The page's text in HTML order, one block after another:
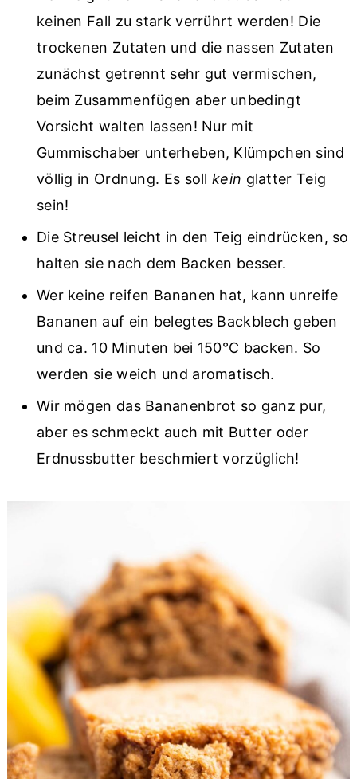
keinen Fall zu stark verrührt werden! Die
trockenen Zutaten und die nassen Zutaten
zunächst getrennt sehr gut vermischen,
beim Zusammenfügen aber unbedingt
Vorsicht walten lassen! Nur mit
Gummischaber unterheben, Klümpchen sind
völlig in Ordnung. Es sollkein glatter Teig
sein!
Die Streusel leicht in den Teig eindrücken, so
halten sie nach dem Backen besser.
Wer keine reifen Bananen hat, kann unreife
Bananen auf ein belegtes Backblech geben
und ca. 10 Minuten bei 150°C backen. So
werden sie weich und aromatisch.
Wir mögen das Bananenbrot so ganz pur,
aber es schmeckt auch mit Butter oder
Erdnussbutter beschmiert vorzüglich!